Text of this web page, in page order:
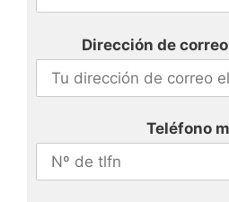
Dirección de
Teléfono